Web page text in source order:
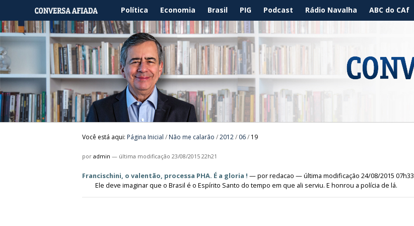
Política Economia Brasil PIG Podcast Rádio Navalha ABC do CAf
Você está aqui: Página Inicial / Não me calarão /2012/ 06/ 19
poradmin — última modificação 23/08/2015 22h21
Francischini, o valentão, processa PHA. É a gloria ! —porredacao — última modificação 24/08/2015 07h33
Ele deve imaginar que o Brasil é o Espírito Santo do tempo em que ali serviu. E honrou a polícia de lá.